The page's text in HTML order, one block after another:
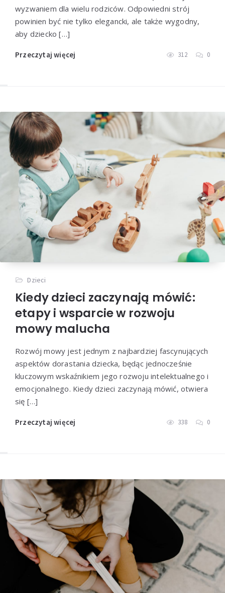
wyzwaniem dla wielu rodziców. Odpowiedni strój
powinien być nie tylko elegancki, ale także wygodny,
aby dziecko […]
Przeczytaj więcej 312 0
Dzieci
Kiedy dzieci zaczynają mówić:
etapy i wsparcie w rozwoju
mowy malucha
Rozwój mowy jest jednym z najbardziej fascynujących
aspektów dorastania dziecka, będąc jednocześnie
kluczowym wskaźnikiem jego rozwoju intelektualnego i
emocjonalnego. Kiedy dzieci zaczynają mówić, otwiera
się […]
Przeczytaj więcej 338 0